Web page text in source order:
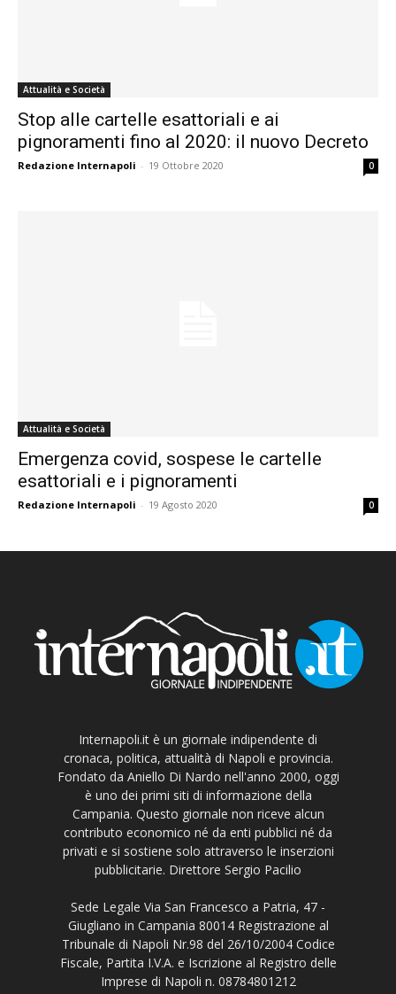
Attualità e Società
Stop alle cartelle esattoriali e ai
pignoramenti fino al 2020: il nuovo Decreto
Redazione Internapoli - 19 Ottobre 2020 0
Attualità e Società
Emergenza covid, sospese le cartelle
esattoriali e i pignoramenti
Redazione Internapoli - 19 Agosto 2020 0
Internapoli.it è un giornale indipendente di
cronaca, politica, attualità di Napoli e provincia.
Fondato da Aniello Di Nardo nell'anno 2000, oggi
è uno dei primi siti di informazione della
Campania. Questo giornale non riceve alcun
contributo economico né da enti pubblici né da
privati e si sostiene solo attraverso le inserzioni
pubblicitarie. Direttore Sergio Pacilio
Sede Legale Via San Francesco a Patria, 47 -
Giugliano in Campania 80014 Registrazione al
Tribunale di Napoli Nr.98 del 26/10/2004 Codice
Fiscale, Partita I.V.A. e Iscrizione al Registro delle
Imprese di Napoli n. 08784801212